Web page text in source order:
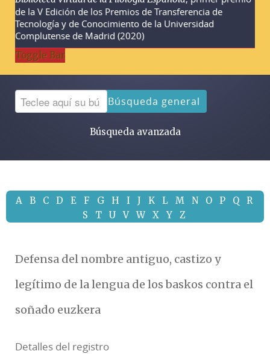
de la V Edición de los Premios de Transferencia de
Tecnología y de Conocimiento de la Universidad
Complutense de Madrid (2020)
Toggle Bar
Búsqueda general
Búsqueda avanzada
A B C D E F G H I J K L M N O P Q
R
S
T U V W X Y Z
Defensa del nombre antiguo, castizo y
legítimo de la lengua de los baskos contra el
soñado euzkera
Detalles del registro